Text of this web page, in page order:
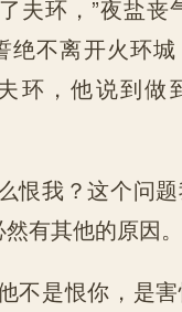
夫环，”夜盐
绝不离开火环
环，他说到做
恨我？这个问
有其他的原因
不是恨你，是